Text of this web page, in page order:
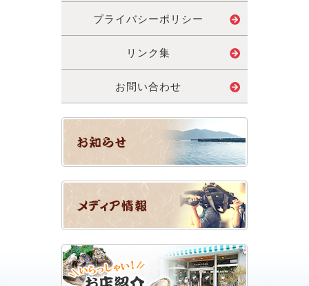
プライバシーポリシー
リンク集
お問い合わせ